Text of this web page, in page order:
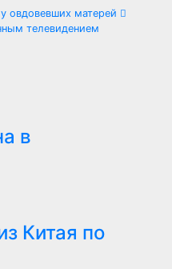
овдовевших матерей
телевидением
в
Китая по